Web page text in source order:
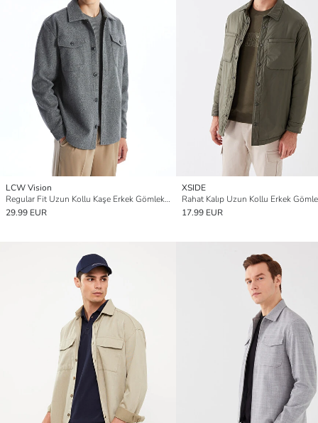
LCW Vision
Regular Fit Uzun Kollu Kaşe Erkek Gömlek Ceket
29.99 EUR
XSIDE
Rahat Kalıp Uzun Kollu Erkek
17.99 EUR